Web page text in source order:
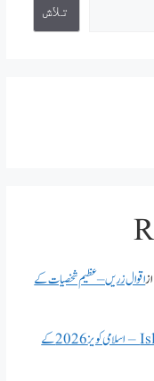
تلاش
اقوال زریں – عظیم شخصیات کے
Islamic Quiz 2026 In Urdu – اسلامی کویز 2026 کے